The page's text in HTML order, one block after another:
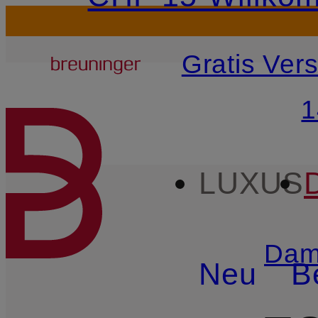
ZUM HAUPTINHALT
Breuninger
Gratis
LUXUS
Neu